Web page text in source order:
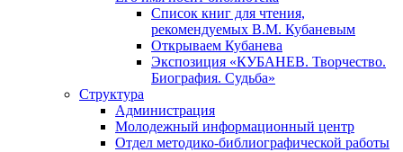
Список книг для чтения,
рекомендуемых В.М. Кубаневым
Открываем Кубанева
Экспозиция «КУБАНЕВ. Творчество.
Биография. Судьба»
Структура
Администрация
Молодежный информационный центр
Отдел методико-библиографической работы